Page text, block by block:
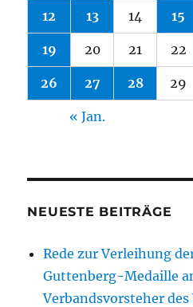
12 13 14 15
19 20 21 22
26 27 28 29
« Jan.
NEUESTE BEITRÄGE
Rede zur Verleihung
Guttenberg-Medaille
Verbandsvorsteher des